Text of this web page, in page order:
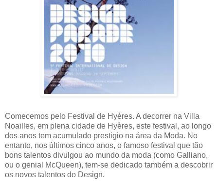
Comecemos pelo Festival de Hyères. A decorrer na Villa
Noailles, em plena cidade de Hyères, este festival, ao longo
dos anos tem acumulado prestigio na área da Moda. No
entanto, nos últimos cinco anos, o famoso festival que tão
bons talentos divulgou ao mundo da moda (como Galliano,
ou o genial McQueen), tem-se dedicado também a descobrir
os novos talentos do Design.